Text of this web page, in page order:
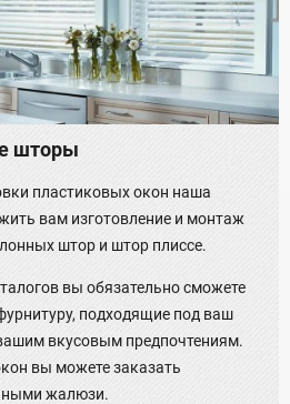
шторы
пластиковых окон наша
вам изготовление и монтаж
штор и штор плиссе.
вы обязательно сможете
подходящие под ваш
вкусовым предпочтениям.
вы можете заказать
жалюзи.